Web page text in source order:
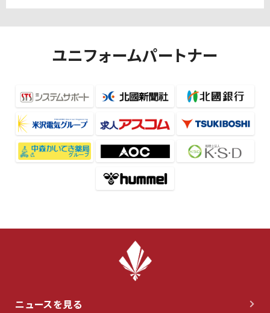
ユニフォームパートナー
ニュースを見る